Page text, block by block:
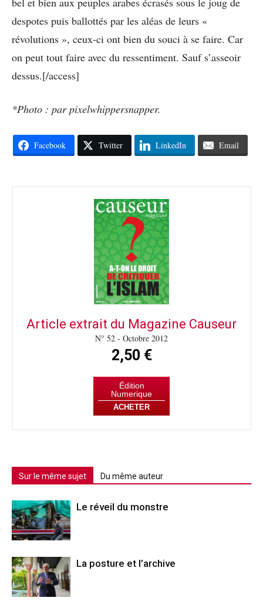
despotes puis ballottés par les aléas de leurs «
révolutions », ceux-ci ont bien du souci à se faire. Car
on peut tout faire avec du ressentiment. Sauf s’asseoir
dessus.[/access]
*Photo : par pixelwhippersnapper.
Facebook Twitter LinkedIn Email
Article extrait du Magazine Causeur
N° 52 - Octobre 2012
2,50 €
Édition
Numerique
ACHETER
Sur le même sujet Du même auteur
Le réveil du monstre
La posture et l’archive